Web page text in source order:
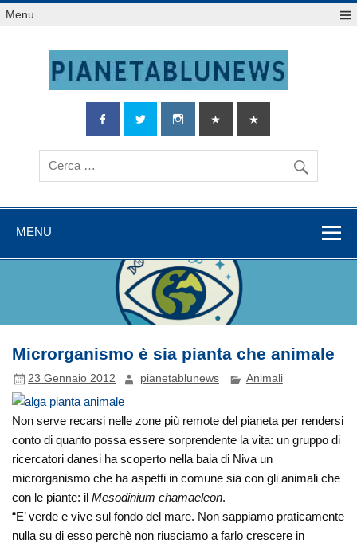
Salta
alMenu
MENU
Microrganismo è sia pianta che animale
23 Gennaio 2012 pianetablunews Animali
Non serve recarsi nelle zone più remote del pianeta per rendersi
conto di quanto possa essere sorprendente la vita: un gruppo di
ricercatori danesi ha scoperto nella baia di Niva un
microrganismo che ha aspetti in comune sia con gli animali che
con le piante: ilMesodinium chamaeleon.
“E’ verde e vive sul fondo del mare. Non sappiamo praticamente
nulla su di esso perchè non riusciamo a farlo crescere in